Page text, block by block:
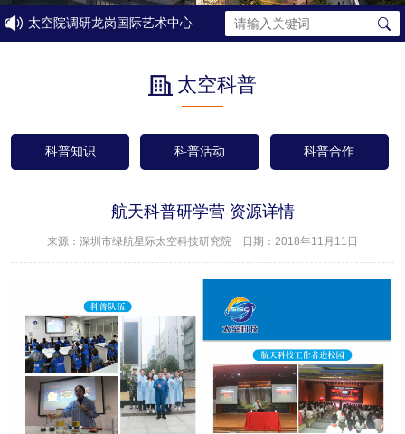
太空院调研龙岗国际艺术中心
太空科普
科普知识 科普活动 科普合作
航天科普研学营 资源详情
来源：深圳市绿航星际太空科技研究院 日期：2018年11月11日